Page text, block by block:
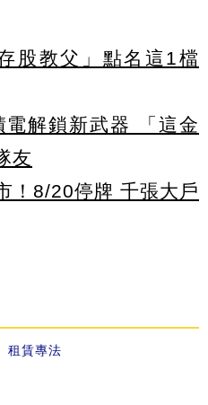
股教父」點名這1檔
解鎖新武器 「這金
友
！8/20停牌 千張大戶
租賃專法